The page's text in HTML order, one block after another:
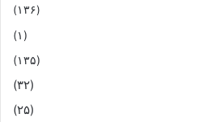
(۱۳۶)
(۱)
(۱۳۵)
(۳۲)
(۲۵)